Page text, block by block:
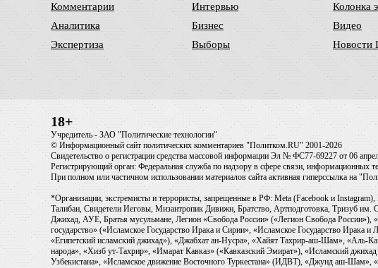
Комментарии
Аналитика
Экспертиза
Интервью
Бизнес
Выборы
Колонка
Видео
Новости
18+
Учредитель - ЗАО "Политические технологии"
© Информационный сайт политических комментариев "Политком.RU" 2001-2026
Свидетельство о регистрации средства массовой информации Эл № ФС77-69227 от 06
Регистрирующий орган: Федеральная служба по надзору в сфере связи, информационных
При полном или частичном использовании материалов сайта активная гиперссылка на
*Организации, экстремисты и террористы, запрещенные в РФ: Meta (Facebook и
Талибан, Свидетели Иеговы, Мизантропик Дивижн, Братство, Артподготовка, Тризуб
Джихад, АУЕ, Братья мусульмане, Легион «Свобода России» («Легион Свобода
государство» («Исламское Государство Ирака и Сирии», «Исламское Государство
«Египетский исламский джихад»), «Джабхат ан-Нусра», «Хайят Тахрир-аш-Шам»,
народа», «Хизб ут-Тахрир», «Имарат Кавказ» («Кавказский Эмират»), «Исламский
Узбекистана», «Исламское движение Восточного Туркестана» (ИДВТ), «Джунд аш-